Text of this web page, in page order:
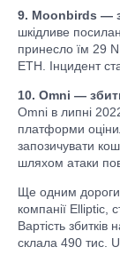
9. Moonbirds —
шкідливе
принесло їм 29
ETH. Інцидент
10. Omni —
Omni в липні
платформи
запозичувати
шляхом атаки
Ще одним
компанії Elliptic,
Вартість
склала 490 тис.